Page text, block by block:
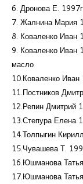
6. Дронова Е.
7. Жалнина Мария
8. Коваленко Иван
9. Коваленко Иван
масло
10.Коваленко
11.Постников
12.Репин Дмитрий
13.Степура Елена
14.Толпыгин
15.Чувашева Т.
16.Юшманова
17.Юшманова